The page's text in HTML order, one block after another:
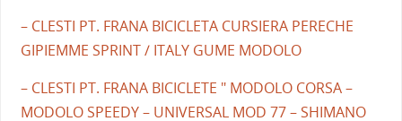
– CLESTI PT. FRANA BICICLETA CURSIERA PERECHE
GIPIEMME SPRINT / ITALY GUME MODOLO
– CLESTI PT. FRANA BICICLETE " MODOLO CORSA –
MODOLO SPEEDY – UNIVERSAL MOD 77 – SHIMANO